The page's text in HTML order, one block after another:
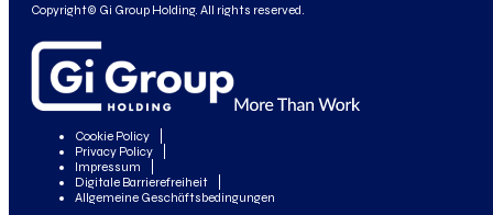
Copyright© Gi Group Holding. All rights reserved.
Cookie Policy
Privacy Policy
Impressum
Digitale Barrierefreiheit
Allgemeine Geschäftsbedingungen